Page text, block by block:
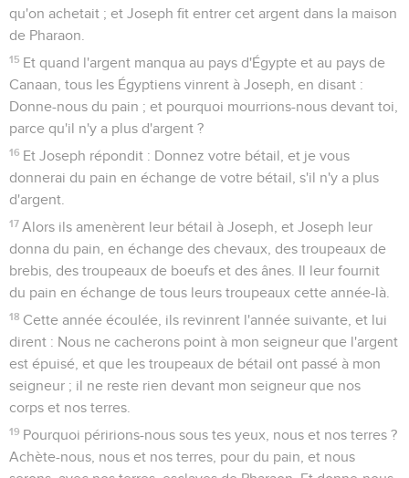
qu'on achetait ; et Joseph fit entrer cet argent dans la maison
de Pharaon.
15 Et quand l'argent manqua au pays d'Égypte et au pays de
Canaan, tous les Égyptiens vinrent à Joseph, en disant :
Donne-nous du pain ; et pourquoi mourrions-nous devant toi,
parce qu'il n'y a plus d'argent ?
16 Et Joseph répondit : Donnez votre bétail, et je vous
donnerai du pain en échange de votre bétail, s'il n'y a plus
d'argent.
17 Alors ils amenèrent leur bétail à Joseph, et Joseph leur
donna du pain, en échange des chevaux, des troupeaux de
brebis, des troupeaux de boeufs et des ânes. Il leur fournit
du pain en échange de tous leurs troupeaux cette année-là.
18 Cette année écoulée, ils revinrent l'année suivante, et lui
dirent : Nous ne cacherons point à mon seigneur que l'argent
est épuisé, et que les troupeaux de bétail ont passé à mon
seigneur ; il ne reste rien devant mon seigneur que nos
corps et nos terres.
19 Pourquoi péririons-nous sous tes yeux, nous et nos terres ?
Achète-nous, nous et nos terres, pour du pain, et nous